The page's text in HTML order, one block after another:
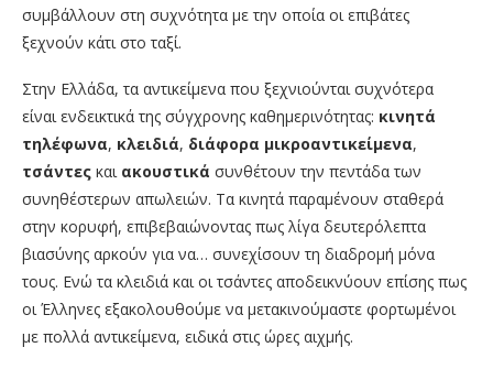
συμβάλλουν στη συχνότητα με την οποία οι επιβάτες
ξεχνούν κάτι στο ταξί.
Στην Ελλάδα, τα αντικείμενα που ξεχνιούνται συχνότερα
είναι ενδεικτικά της σύγχρονης καθημερινότητας: κινητά
τηλέφωνα, κλειδιά, διάφορα μικροαντικείμενα,
τσάντες και ακουστικά συνθέτουν την πεντάδα των
συνηθέστερων απωλειών. Τα κινητά παραμένουν σταθερά
στην κορυφή, επιβεβαιώνοντας πως λίγα δευτερόλεπτα
βιασύνης αρκούν για να… συνεχίσουν τη διαδρομή μόνα
τους. Ενώ τα κλειδιά και οι τσάντες αποδεικνύουν επίσης πως
οι Έλληνες εξακολουθούμε να μετακινούμαστε φορτωμένοι
με πολλά αντικείμενα, ειδικά στις ώρες αιχμής.